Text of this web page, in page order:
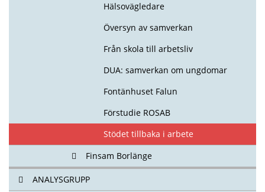
Hälsovägledare
Översyn av samverkan
Från skola till arbetsliv
DUA: samverkan om ungdomar
Fontänhuset Falun
Förstudie ROSAB
Stödet tillbaka i arbete
Finsam Borlänge
ANALYSGRUPP